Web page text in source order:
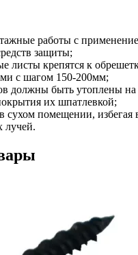
работы с
защиты;
листы крепятся к
с шагом 150-200мм;
должны быть утоплены на
их шпатлевкой;
сухом помещении, избегая
лучей.